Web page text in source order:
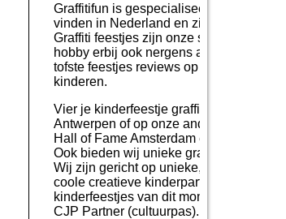
Graffitifun is gespecialiseerd in graffiti
vinden in Nederland en zijn met een
Graffiti feestjes zijn onze specialisme
hobby erbij ook nergens anders zo
tofste feestjes reviews op google en
kinderen.
Vier je kinderfeestje graffiti of graffiti
Antwerpen of op onze andere locaties
Hall of Fame Amsterdam en Hall of
Ook bieden wij unieke graffiti
Wij zijn gericht op unieke, uitgebreide
coole creatieve kinderpartijtjes! Graffiti
kinderfeestjes van dit moment!
CJP Partner (cultuurpas).